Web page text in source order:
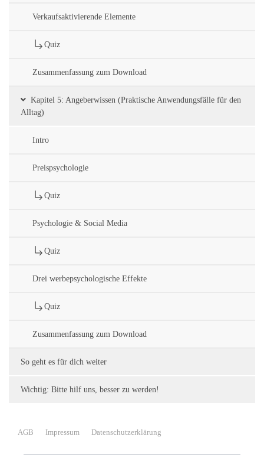
Verkaufsaktivierende Elemente
Quiz
Zusammenfassung zum Download
Kapitel 5: Angeberwissen (Praktische Anwendungsfälle für den
Alltag)
Intro
Preispsychologie
Quiz
Psychologie & Social Media
Quiz
Drei werbepsychologische Effekte
Quiz
Zusammenfassung zum Download
So geht es für dich weiter
Wichtig: Bitte hilf uns, besser zu werden!
AGB Impressum Datenschutzerklärung